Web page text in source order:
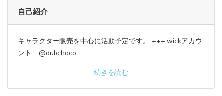
自己紹介
キャラクター販売を中心に活動予定です。 +++ wickアカウ
ント @dubchoco
続きを読む